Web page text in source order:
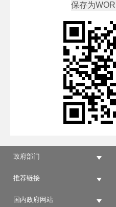
政府部门
推荐链接
国内政府网站